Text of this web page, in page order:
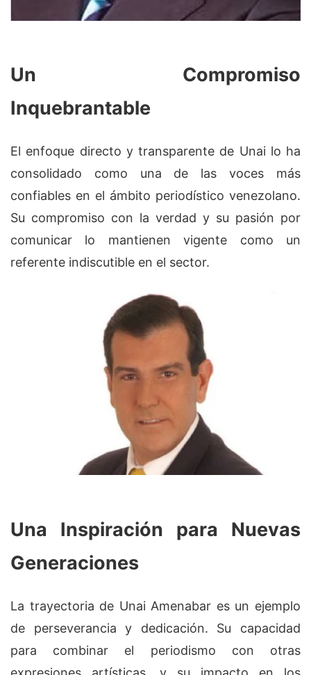
Un Compromiso
Inquebrantable
El enfoque directo y transparente de Unai lo ha
consolidado como una de las voces más
confiables en el ámbito periodístico venezolano.
Su compromiso con la verdad y su pasión por
comunicar lo mantienen vigente como un
referente indiscutible en el sector.
Una Inspiración para Nuevas
Generaciones
La trayectoria de Unai Amenabar es un ejemplo
de perseverancia y dedicación. Su capacidad
para combinar el periodismo con otras